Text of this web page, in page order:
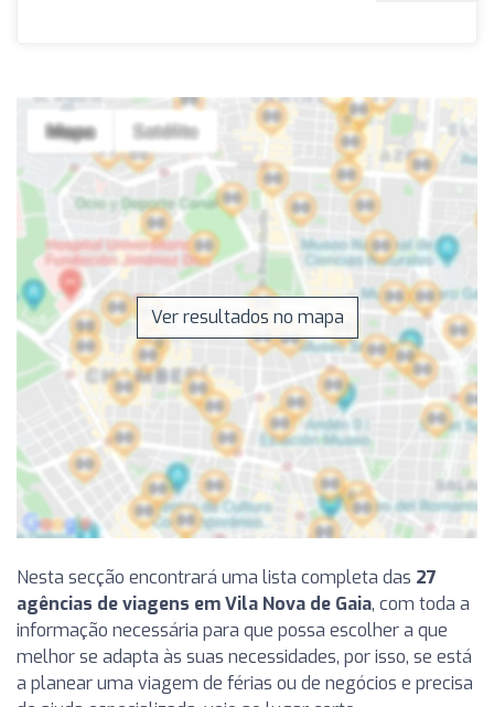
Ver resultados no mapa
Nesta secção encontrará uma lista completa das 27
agências de viagens em Vila Nova de Gaia, com toda a
informação necessária para que possa escolher a que
melhor se adapta às suas necessidades, por isso, se está
a planear uma viagem de férias ou de negócios e precisa